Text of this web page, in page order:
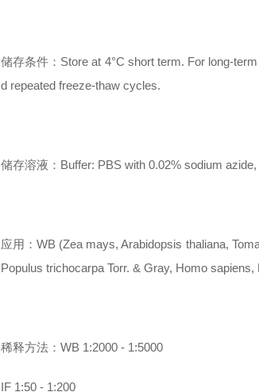
储存条件：Store at 4°C short term. For long-
d repeated freeze-thaw cycles.
储存溶液：Buffer: PBS with 0.02% sodium
应用：WB (Zea mays, Arabidopsis thaliana,
Populus trichocarpa Torr. & Gray, Homo
稀释方法：WB 1:2000 - 1:5000
IF 1:50 - 1:200